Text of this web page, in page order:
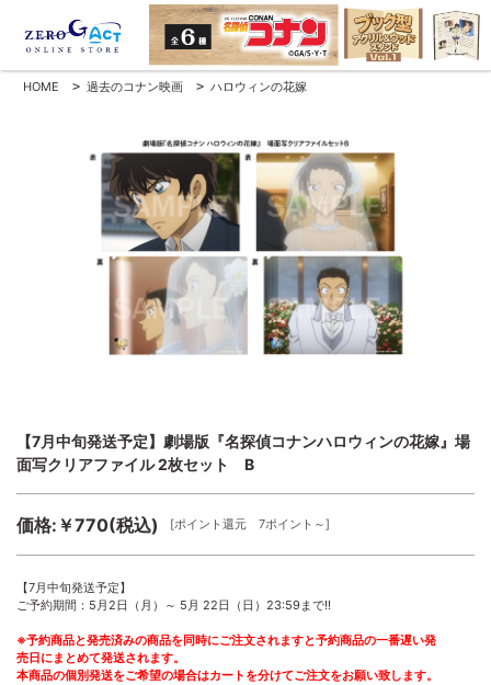
HOME > 過去のコナン映画 > ハロウィンの花嫁
【7月中旬発送予定】劇場版『名探偵コナンハロウィンの花嫁』場
面写クリアファイル 2枚セット B
価格:￥770(税込) [ポイント還元 7ポイント～]
【7月中旬発送予定】
ご予約期間：5月2日（月）～ 5月 22日（日）23:59まで!!
※予約商品と発売済みの商品を同時にご注文されますと予約商品の一番遅い発
売日にまとめて発送されます。
本商品の個別発送をご希望の場合はカートを分けてご注文をお願い致します。